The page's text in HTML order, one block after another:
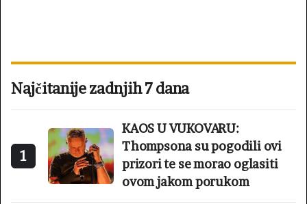
Najčitanije zadnjih 7 dana
1
KAOS U VUKOVARU:
Thompsona su pogodili ovi
prizori te se morao oglasiti
ovom jakom porukom